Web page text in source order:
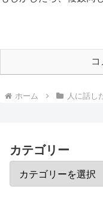
ホーム 人に話し
カテゴリー